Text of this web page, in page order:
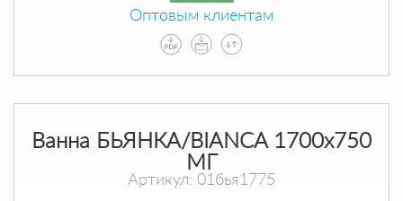
Оптовым клиентам
Ванна БЬЯНКА/BIANCA 1700х750
МГ
Артикул: 01бья1775